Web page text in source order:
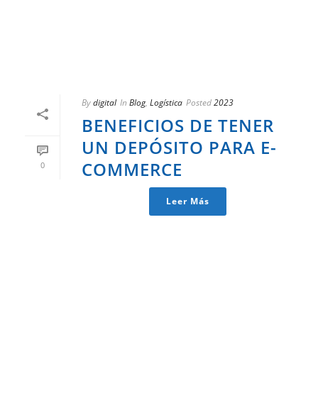
0
Bydigital In Blog, Logística Posted2023
BENEFICIOS DE TENER
UN DEPÓSITO PARA E-
COMMERCE
Leer Más